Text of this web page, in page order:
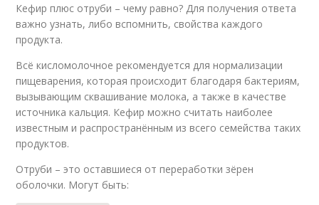
Кефир плюс отруби – чему равно? Для получения ответа
важно узнать, либо вспомнить, свойства каждого
продукта.
Всё кисломолочное рекомендуется для нормализации
пищеварения, которая происходит благодаря бактериям,
вызывающим сквашивание молока, а также в качестве
источника кальция. Кефир можно считать наиболее
известным и распространённым из всего семейства таких
продуктов.
Отруби – это оставшиеся от переработки зёрен
оболочки. Могут быть: